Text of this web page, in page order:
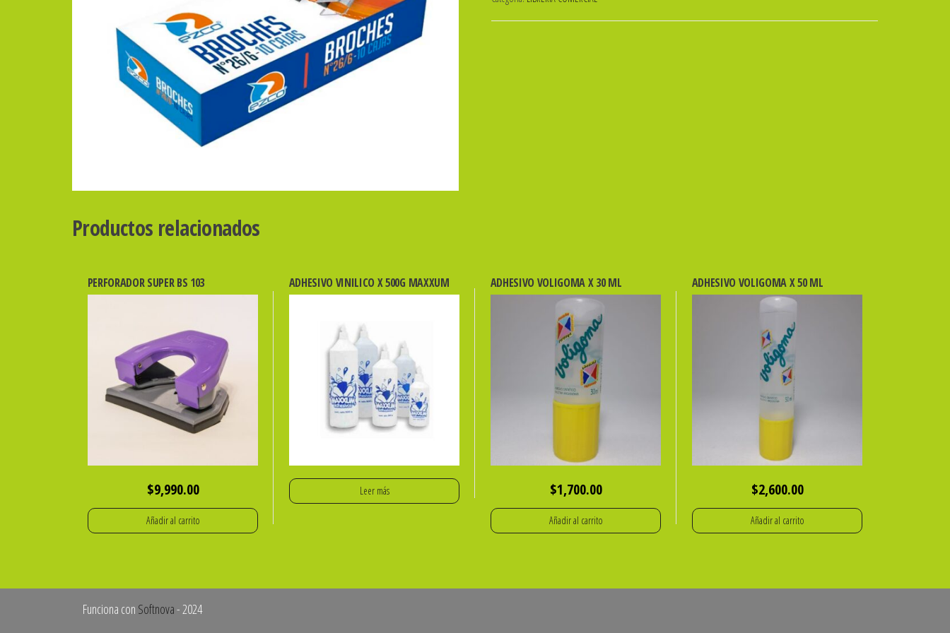
Caja
x
Productos relacionados
PERFORADOR SUPER BS 103
$9,990.00
Añadir al carrito
ADHESIVO VINILICO X 500G MAXXUM
Leer más
ADHESIVO VOLIGOMA X 30 ML
$1,700.00
Añadir al carrito
ADHESIVO VOLIGOMA X 50 ML
$2,600.00
Añadir al carrito
Funciona con Softnova- 2024